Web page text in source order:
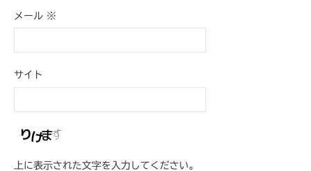
メール ※
サイト
上に表示された文字を入力してください。